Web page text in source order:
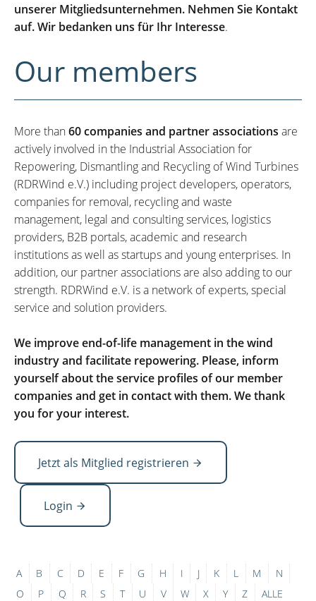
unserer Mitgliedsunternehmen. Nehmen Sie Kontakt
auf. Wir bedanken uns für Ihr Interesse.
Our members
More than60 companies and partner associations are
actively involved in the Industrial Association for
Repowering, Dismantling and Recycling of Wind Turbines
(RDRWind e.V.) including project developers, operators,
companies for removal, recycling and waste
management, legal and consulting services, logistics
providers, B2B portals, academic and research
institutions as well as startups and young enterprises. In
addition, our partner associations are also adding to our
strength. RDRWind e.V. is a network of experts, special
service and solution providers.
We improve end-of-life management in the wind
industry and facilitate repowering. Please, inform
yourself about the service profiles of our member
companies and get in contact with them. We thank
you for your interest.
Jetzt als Mitglied registrieren
Login
A B C D E F G H I J K L M
N
O
P Q R S T U V W X Y Z ALLE